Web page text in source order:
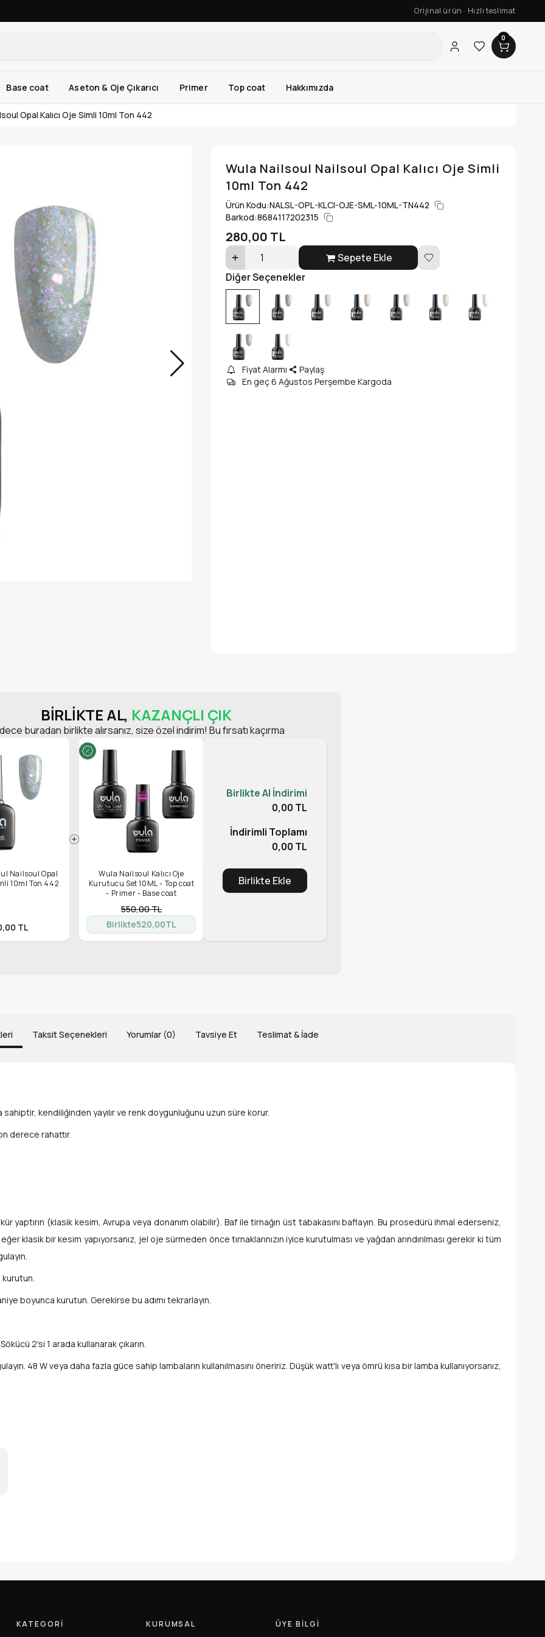
Orijinal ürün · Hızlı teslimat
0
Base coat Aseton & Oje Çıkarıcı Primer Top coat Hakkımızda
Opal Kalıcı Oje Simli 10ml Ton 442
Wula Nailsoul Nailsoul Opal Kalıcı Oje Simli
10ml Ton 442
Ürün Kodu:NALSL-OPL-KLCI-OJE-SML-10ML-TN442
Barkod:8684117202315
280,00 TL
Sepete Ekle
Diğer Seçenekler
Fiyat Alarmı
Paylaş
En geç 6 Ağustos Perşembe Kargoda
BİRLİKTE AL, KAZANÇLI ÇIK
buradan birlikte alırsanız, size özel indirim! Bu fırsatı kaçırma
Nailsoul Opal
10ml Ton 442
TL
Wula Nailsoul Kalıcı Oje
Kurutucu Set 10ML - Top coat
- Primer - Base coat
550,00TL
Birlikte520,00TL
Birlikte Al İndirimi
0,00 TL
İndirimli Toplamı
0,00 TL
Birlikte Ekle
Taksit Seçenekleri Yorumlar (0) Tavsiye Et Teslimat & İade
kendiliğinden yayılır ve renk doygunluğunu uzun süre korur.
derece rahattır.
yaptırın (klasik kesim, Avrupa veya donanım olabilir). Baf ile tirnağın üst tabakasını baflayın. Bu prosedürü ihmal ederseniz,
klasik bir kesim yapıyorsanız, jel oje sürmeden önce tırnaklarınızın iyice kurutulması ve yağdan arındırılması gerekir ki tüm
kurutun.
boyunca kurutun. Gerekirse bu adımı tekrarlayın.
2'si 1 arada kullanarak çıkarın.
48 W veya daha fazla güce sahip lambaların kullanılmasını öneririz. Düşük watt'lı veya ömrü kısa bir lamba kullanıyorsanız,
KATEGORI KURUMSAL ÜYE BILGI